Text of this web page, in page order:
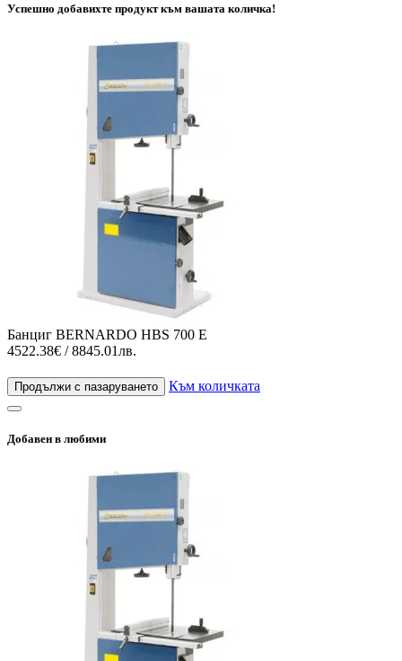
Успешно добавихте продукт към вашата количка!
Банциг BERNARDO HBS 700 E
4522.38€ / 8845.01лв.
Продължи с пазаруването Към количката
Добавен в любими